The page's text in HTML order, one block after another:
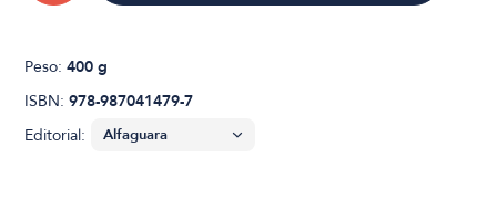
Peso:400 g
ISBN:978-987041479-7
Editorial: